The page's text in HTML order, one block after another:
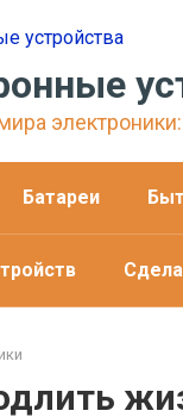
Батареи